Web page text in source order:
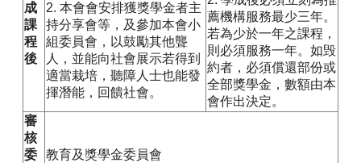
成
課
程
後
2. 本會會安排獲獎學金者主
持分享會等，及參加本會小
組委員會，以鼓勵其他聾
人，並能向社會展示若得到
適當栽培，聽障人士也能發
揮潛能，回饋社會。
薦機構服務最少三年。
若為少於一年之課程，
則必須服務一年。如毁
約者，必須償還部份或
全部獎學金，數額由本
會作出決定。
審
核
委
教育及獎學金委員會